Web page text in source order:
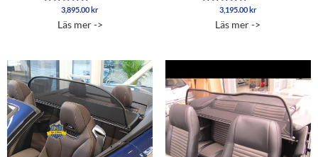
Betygsatt
av 5
3,895.00kr
Läs mer ->
Betygsatt
av 5
3,195.00kr
Läs mer ->